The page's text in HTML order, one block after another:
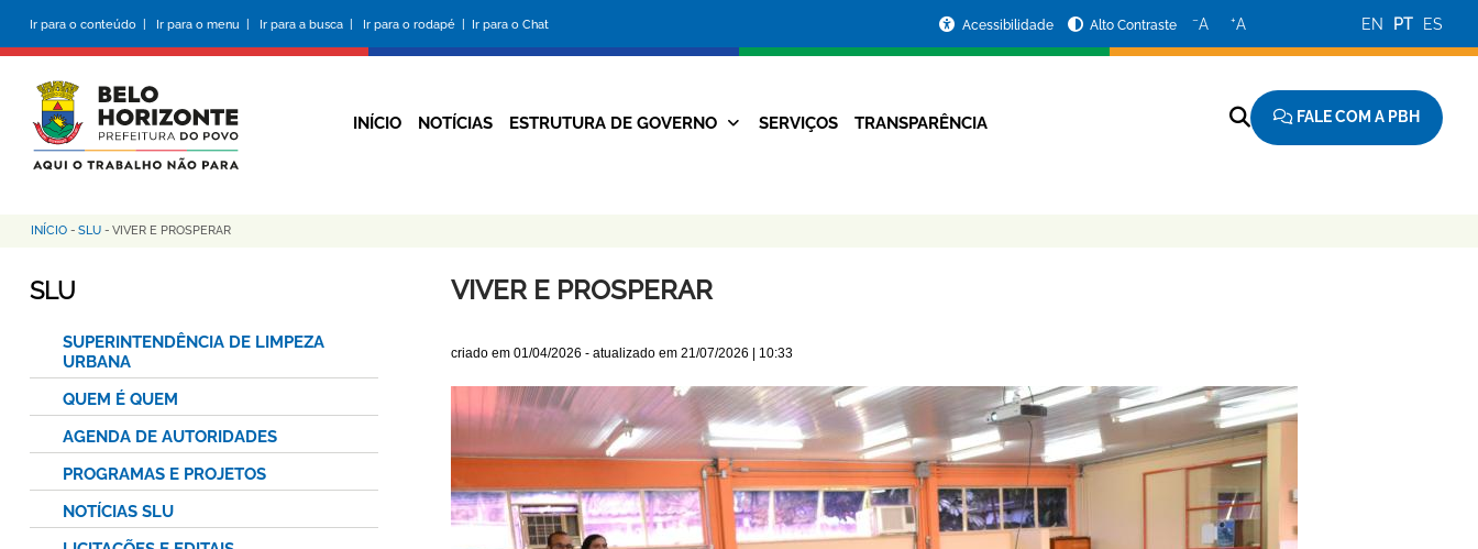
conteúdo
principal
Ir para o conteúdo | Ir para o menu | Ir para a busca | Ir para o rodapé | Ir para o Chat
da
Prefeitura
Acessibilidade Alto Contraste −A +A EN PT ES
Navegação
INÍCIO NOTÍCIAS ESTRUTURA DE GOVERNO SERVIÇOS TRANSPARÊNCIA FALE COM A PBH
Trilha
de
INÍCIO - SLU - VIVER E PROSPERAR
VIVER E PROSPERAR
criado em 01/04/2026 - atualizado em 21/07/2026 | 10:33
SLU
SUPERINTENDÊNCIA DE LIMPEZA
URBANA
QUEM É QUEM
AGENDA DE AUTORIDADES
PROGRAMAS E PROJETOS
NOTÍCIAS SLU